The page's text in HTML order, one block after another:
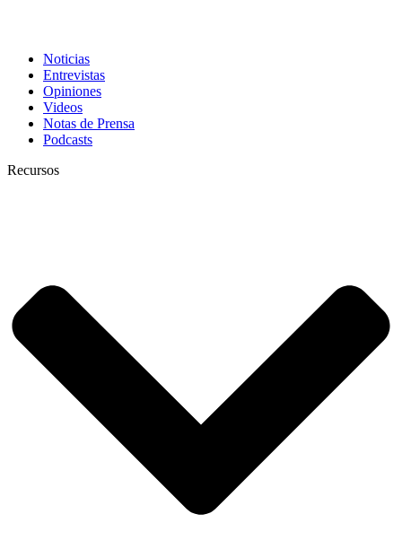
Noticias
Entrevistas
Opiniones
Videos
Notas de Prensa
Podcasts
Recursos